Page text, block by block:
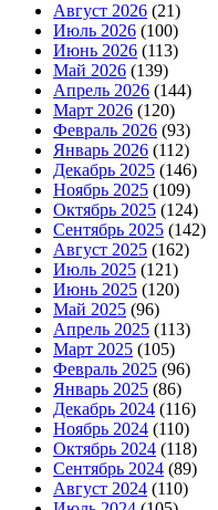
Август 2026 (21)
Июль 2026 (100)
Июнь 2026 (113)
Май 2026 (139)
Апрель 2026 (144)
Март 2026 (120)
Февраль 2026 (93)
Январь 2026 (112)
Декабрь 2025 (146)
Ноябрь 2025 (109)
Октябрь 2025 (124)
Сентябрь 2025 (142)
Август 2025 (162)
Июль 2025 (121)
Июнь 2025 (120)
Май 2025 (96)
Апрель 2025 (113)
Март 2025 (105)
Февраль 2025 (96)
Январь 2025 (86)
Декабрь 2024 (116)
Ноябрь 2024 (110)
Октябрь 2024 (118)
Сентябрь 2024 (89)
Август 2024 (110)